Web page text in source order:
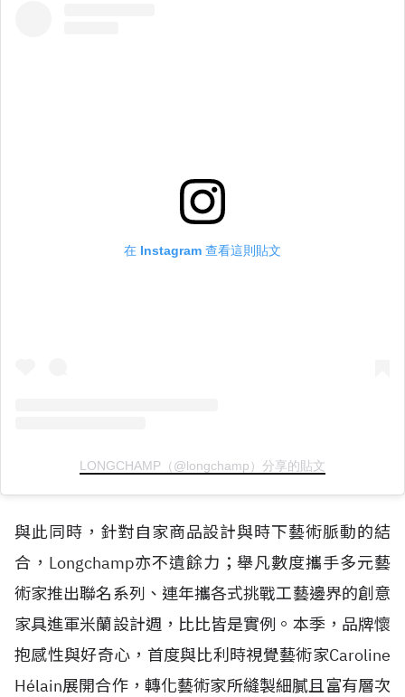
在 Instagram 查看這則貼文
LONGCHAMP（@longchamp）分享的貼文
與此同時，針對自家商品設計與時下藝術脈動的結
合，Longchamp亦不遺餘力；舉凡數度攜手多元藝
術家推出聯名系列、連年攜各式挑戰工藝邊界的創意
家具進軍米蘭設計週，比比皆是實例。本季，品牌懷
抱感性與好奇心，首度與比利時視覺藝術家Caroline
Hélain展開合作，轉化藝術家所縫製細膩且富有層次